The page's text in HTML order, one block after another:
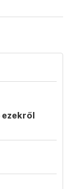
ezekről